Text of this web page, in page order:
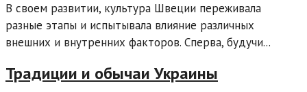
В своем развитии, культура Швеции переживала
разные этапы и испытывала влияние различных
внешних и внутренних факторов. Сперва, будучи...
Традиции и обычаи Украины